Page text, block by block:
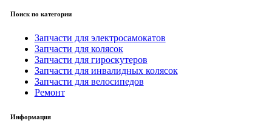
Поиск по категории
Запчасти для электросамокатов
Запчасти для колясок
Запчасти для гироскутеров
Запчасти для инвалидных колясок
Запчасти для велосипедов
Ремонт
Информация